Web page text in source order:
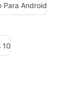
Para Android
10